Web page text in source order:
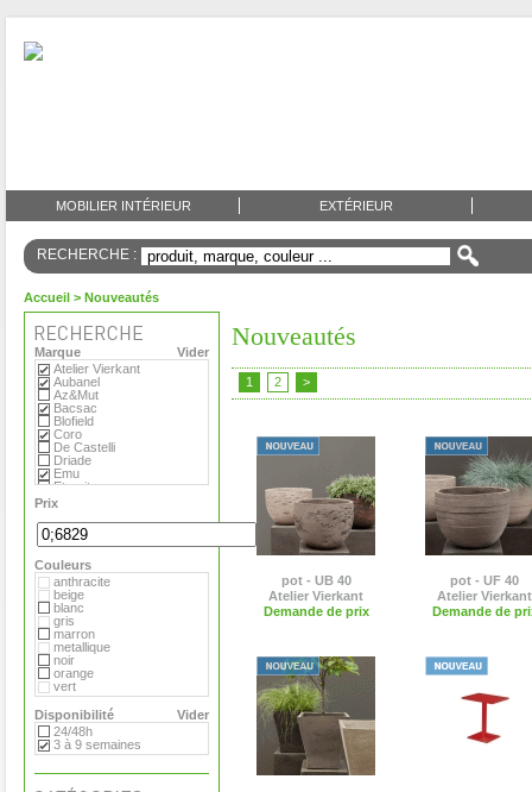
MOBILIER INTÉRIEUR EXTÉRIEUR
RECHERCHE :
Accueil > Nouveautés
Vider
Marque
Atelier Vierkant
Aubanel
Az&Mut
Bacsac
Blofield
Coro
De Castelli
Driade
Emu
Eternit
Eva Solo
Extremis
Fermob
Flora
Gandia Blasco
Magis
Paola Lenti
Roger Pradier
Royal VKB
Serralunga
Sywawa
Tribu
Versus
Virages
Prix
Couleurs
anthracite
beige
blanc
gris
marron
metallique
noir
orange
vert
Vider
Disponibilité
24/48h
3 à 9 semaines
Nouveautés
1 2 >
pot - UB 40
Atelier Vierkant
Demande de prix
pot - UF 40
Atelier Vierkant
Demande de